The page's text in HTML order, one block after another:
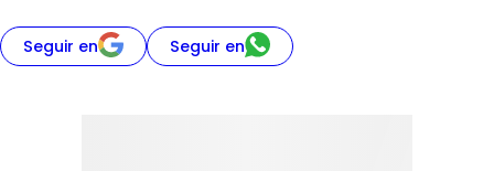
Seguir en Seguir en